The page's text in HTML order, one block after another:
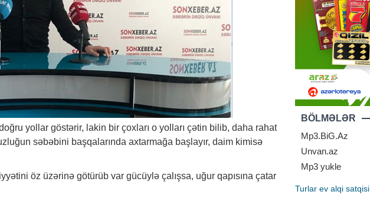
yollar göstərir, lakin bir çoxları o yolları çətin bilib, daha rahat
səbəbini başqalarında axtarmağa başlayır, daim kimisə
öz üzərinə götürüb var gücüylə çalışsa, uğur qapısına çatar
BÖLMƏLƏR
Mp3.BiG.Az
Unvan.az
Mp3 yukle
Turlar ev alqi satqisi